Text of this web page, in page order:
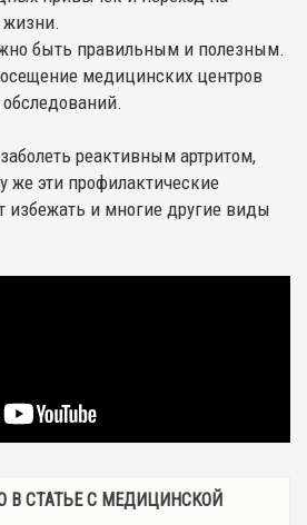
жизни.
быть правильным и полезным.
медицинских центров
реактивным артритом,
же эти профилактические
избежать и многие другие виды
В СТАТЬЕ С МЕДИЦИНСКОЙ